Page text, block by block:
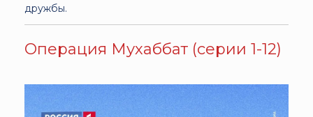
дружбы.
Операция Мухаббат (серии 1-12)